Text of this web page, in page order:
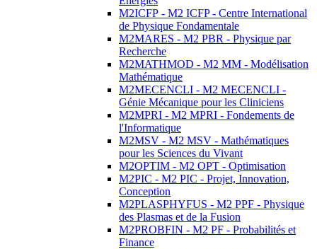
M2ICFP - M2 ICFP - Centre International
de Physique Fondamentale
M2MARES - M2 PBR - Physique par
Recherche
M2MATHMOD - M2 MM - Modélisation
Mathématique
M2MECENCLI - M2 MECENCLI -
Génie Mécanique pour les Cliniciens
M2MPRI - M2 MPRI - Fondements de
l'Informatique
M2MSV - M2 MSV - Mathématiques
pour les Sciences du Vivant
M2OPTIM - M2 OPT - Optimisation
M2PIC - M2 PIC - Projet, Innovation,
Conception
M2PLASPHYFUS - M2 PPF - Physique
des Plasmas et de la Fusion
M2PROBFIN - M2 PF - Probabilités et
Finance